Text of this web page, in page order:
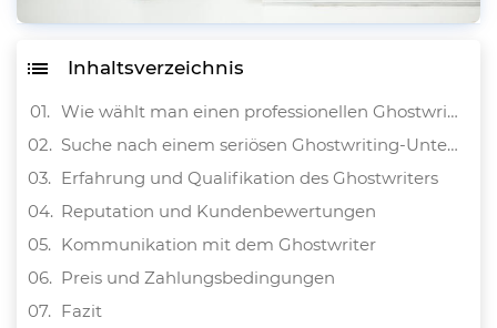
Inhaltsverzeichnis
Wie wählt man einen professionellen Ghostwriter für Seminararbeit aus?
Suche nach einem seriösen Ghostwriting-Unternehmen
Erfahrung und Qualifikation des Ghostwriters
Reputation und Kundenbewertungen
Kommunikation mit dem Ghostwriter
Preis und Zahlungsbedingungen
Fazit